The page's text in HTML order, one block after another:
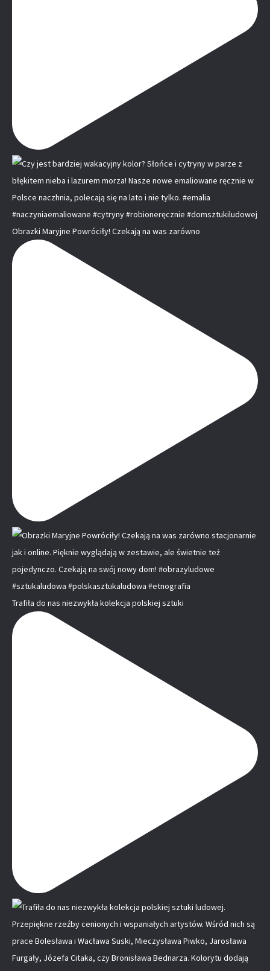
Obrazki Maryjne Powróciły! Czekają na was zarówno
Trafiła do nas niezwykła kolekcja polskiej sztuki